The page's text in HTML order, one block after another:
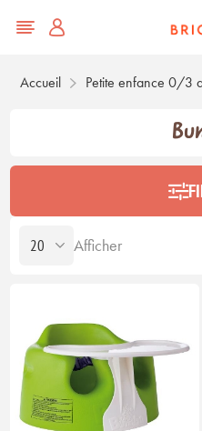
Accueil Petite enfance 0/3
Afficher